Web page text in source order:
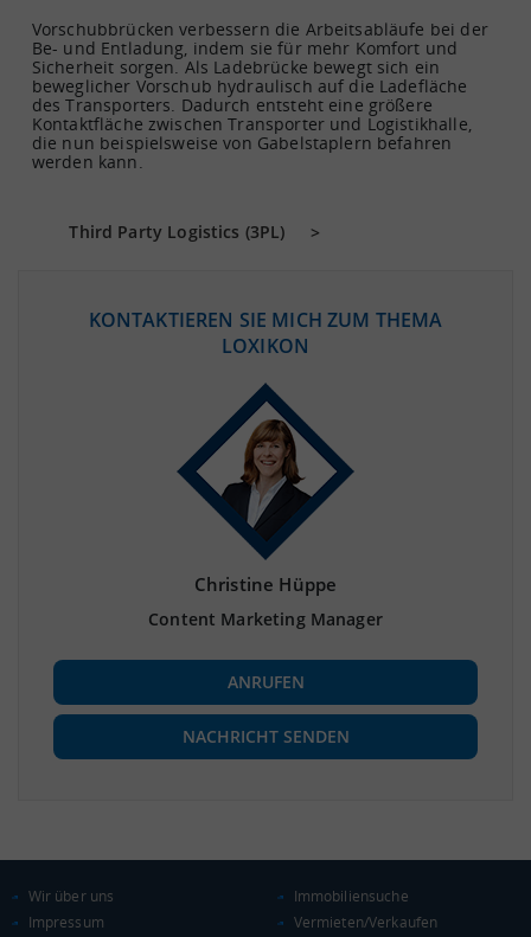
Vorschubbrücken verbessern die Arbeitsabläufe bei der
Be- und Entladung, indem sie für mehr Komfort und
Sicherheit sorgen. Als Ladebrücke bewegt sich ein
beweglicher Vorschub hydraulisch auf die Ladefläche
des Transporters. Dadurch entsteht eine größere
Kontaktfläche zwischen Transporter und Logistikhalle,
die nun beispielsweise von Gabelstaplern befahren
werden kann.
Third Party Logistics (3PL)
KONTAKTIEREN SIE MICH ZUM THEMA
LOXIKON
Christine Hüppe
Content Marketing Manager
ANRUFEN
NACHRICHT SENDEN
Wir über uns
Impressum
Immobiliensuche
Vermieten/Verkaufen